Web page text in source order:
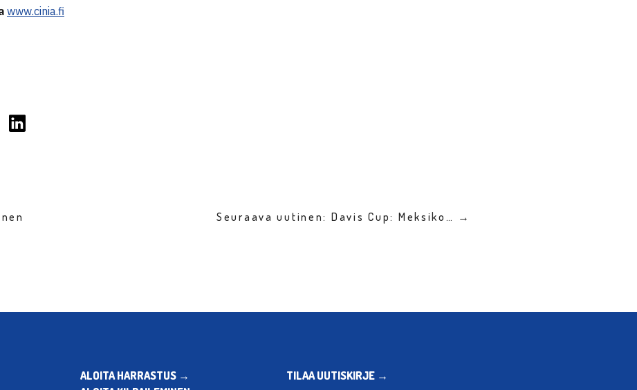
www.cinia.fi
Seuraava uutinen: Davis Cup: Meksiko… →
ALOITA HARRASTUS →
TILAA UUTISKIRJE →